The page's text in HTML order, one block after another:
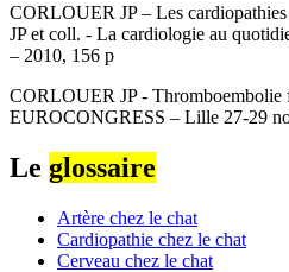
CORLOUER JP – Les
JP et coll. - La cardiologie au
– 2010, 156 p
CORLOUER JP - Thromboembolie
EUROCONGRESS – Lille 27-29
Le glossaire
Artère chez le chat
Cardiopathie chez le chat
Cerveau chez le chat